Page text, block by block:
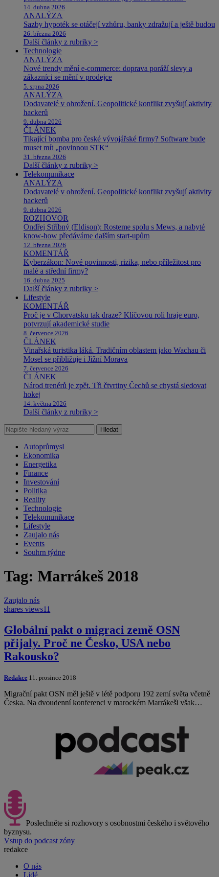
14. dubna 2026
ANALÝZA
Sazby hypoték se otáčejí vzhůru, banky zdražují a ještě budou
26. března 2026
Další články z rubriky >
Technologie
ANALÝZA
Nové trendy mění e-commerce: doprava poráží slevy a
zákazníci se mění v prodejce
5. srpna 2026
ANALÝZA
Dodavatelé v ohrožení. Geopolitické konflikt zvyšují aktivity
hackerů
9. dubna 2026
ČLÁNEK
Tikající bomba pro české vývojářské firmy? Software bude
muset mít „povinnou STK“
31. března 2026
Další články z rubriky >
Telekomunikace
ANALÝZA
Dodavatelé v ohrožení. Geopolitické konflikt zvyšují aktivity
hackerů
9. dubna 2026
ROZHOVOR
Ondřej Stříbný (Eldison): Rosteme spolu s Mews, a nabyté
know-how předáváme dalším start-upům
12. března 2026
KOMENTÁŘ
Kyberzákon: Nové povinnosti, rizika, nebo příležitost pro
malé a střední firmy?
16. dubna 2025
Další články z rubriky >
Lifestyle
KOMENTÁŘ
Proč je v Chorvatsku tak draze? Klíčovou roli hraje euro,
potvrzují akademické studie
8. července 2026
ČLÁNEK
Vinařská turistika láká. Tradičním oblastem jako Wachau či
Mosel se přibližuje i Jižní Morava
7. července 2026
ČLÁNEK
Národ trenérů je zpět. Tři čtvrtiny Čechů se chystá sledovat
hokej
14. května 2026
Další články z rubriky >
Hledat
Autoprůmysl
Ekonomika
Energetika
Finance
Investování
Politika
Reality
Technologie
Telekomunikace
Lifestyle
Zaujalo nás
Events
Souhrn týdne
Tag: Marrákeš 2018
Zaujalo nás
shares views11
Globální pakt o migraci země OSN
přijaly. Proč ne Česko, USA nebo
Rakousko?
Redakce 11. prosince 2018
Migrační pakt OSN měl ještě v létě podporu 192 zemí světa včetně
Česka. Na dvoudenní konferenci v marockém Marrákeši však…
Poslechněte si rozhovory s osobnostmi českého i světového
byznysu.
Vstup do podcast zóny
redakce
O nás
Lidé